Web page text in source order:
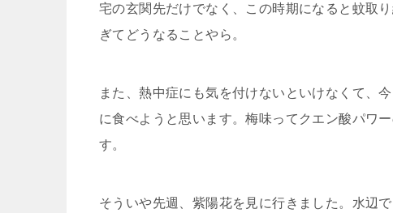
宅の玄関先だけでなく、この時期になると蚊取
ぎてどうなることやら。
また、熱中症にも気を付けないといけなくて、
に食べようと思います。梅味ってクエン酸パワ
す。
そういや先週、紫陽花を見に行きました。水辺